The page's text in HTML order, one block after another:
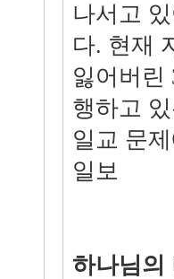
나서고
다. 현재
잃어버린
행하고
일교 문
일보
하나님의